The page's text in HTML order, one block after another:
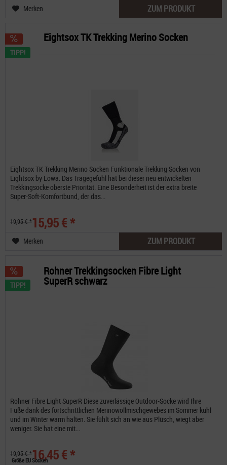
Merken ZUM PRODUKT
TIPP!
Eightsox TK Trekking Merino Socken Funktionale Trekking Socken von
Eightsox by Lowa. Das Tragegefühl hat bei dieser neu entwickelten
Trekkingsocke oberste Priorität. Eine Besonderheit ist der extra breite
Super-Soft-Komfortbund, der das...
15,95 € *
19,95 € *
Eightsox TK Trekking Merino Socken
Merken ZUM PRODUKT
TIPP!
Rohner Fibre Light SuperR Diese zuverlässige Outdoor-Socke wird Ihre
Füße dank des fortschrittlichen Merinowollmischgewebes im Sommer kühl
und im Winter warm halten. Sie fühlt sich an wie aus Plüsch, wiegt aber
weniger. Sie hat eine mit...
16,45 € *
19,95 € *
Rohner Trekkingsocken Fibre Light
SuperR schwarz
Größe EU Socken